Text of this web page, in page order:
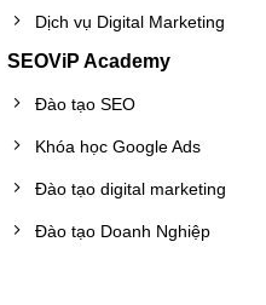
Dịch vụ Digital Marketing
SEOViP Academy
Đào tạo SEO
Khóa học Google Ads
Đào tạo digital marketing
Đào tạo Doanh Nghiệp